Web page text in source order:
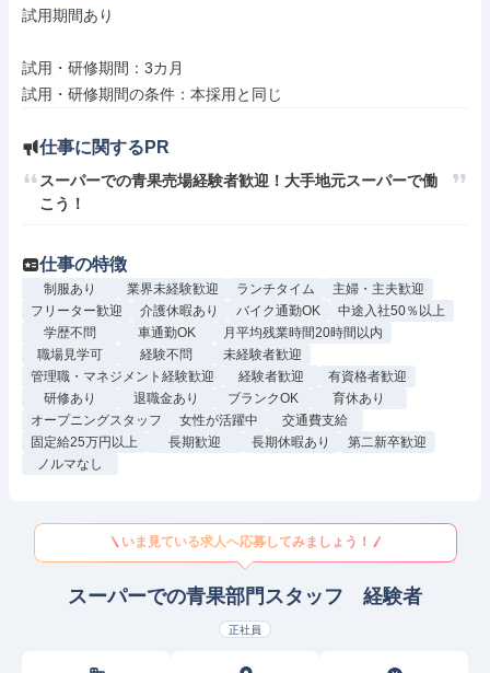
試用期間あり
試用・研修期間：3カ月
仕事に関するPR
スーパーでの青果売場経験者歓迎！大手地元スーパーで働
こう！
仕事の特徴
制服あり 業界未経験歓迎 ランチタイム
主婦・主夫歓迎
フリーター歓迎
介護休暇あり バイク通勤OK
中途入社50％以上
学歴不問
車通勤OK
月平均残業時間20時間以内
職場見学可
経験不問
未経験者歓迎
管理職・マネジメント経験歓迎
経験者歓迎
有資格者歓迎
研修あり
退職金あり ブランクOK
育休あり
オープニングスタッフ
女性が活躍中
交通費支給
固定給25万円以上
長期歓迎 長期休暇あり
第二新卒歓迎
ノルマなし
いま見ている求人へ応募してみましょう！
スーパーでの青果部門スタッフ 経験者
正社員